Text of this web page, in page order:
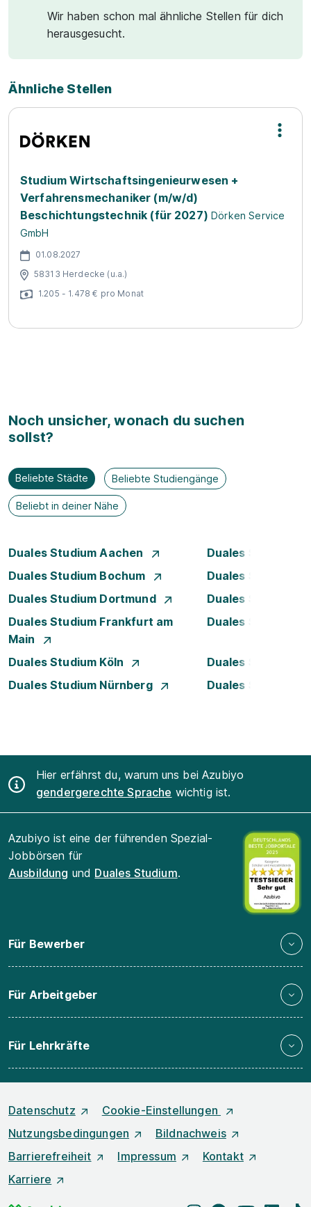
Wir haben schon mal ähnliche Stellen für dich
herausgesucht.
Ähnliche Stellen
Studium Wirtschaftsingenieurwesen +
Verfahrensmechaniker (m/w/d)
Beschichtungstechnik (für 2027) Dörken Service
GmbH
01.08.2027
58313 Herdecke (u.a.)
1.205 - 1.478 € pro Monat
Noch unsicher, wonach du suchen
sollst?
Beliebte Städte Beliebte Studiengänge
Beliebt in deiner Nähe
Duales Studium Aachen
Duales Studium
Duales Studium Bochum
Duales Studium
Duales Studium Dortmund
Duales Studium
Duales Studium Frankfurt am
Main
Duales Studium
Duales Studium Köln
Duales Studium
Duales Studium Nürnberg
Duales Studium
Hier erfährst du, warum uns bei Azubiyo
gendergerechte Sprache wichtig ist.
Azubiyo ist eine der führenden Spezial-
Jobbörsen für
Ausbildung und Duales Studium.
Für Bewerber
Für Arbeitgeber
Für Lehrkräfte
Datenschutz
Cookie-Einstellungen
Nutzungsbedingungen
Bildnachweis
Barrierefreiheit
Impressum
Kontakt
Karriere